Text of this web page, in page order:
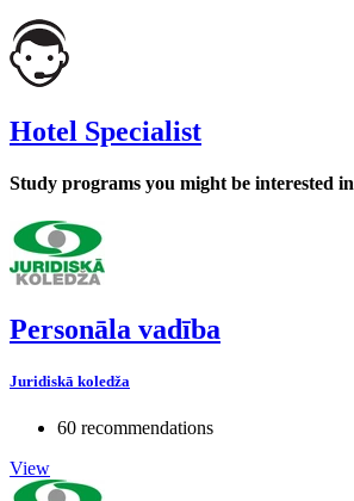
Hotel Specialist
Study programs you might be interested in
Personāla vadība
Juridiskā koledža
60 recommendations
View